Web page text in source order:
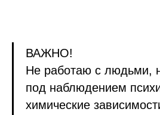
ВАЖНО!
Не работаю с людьми,
под наблюдением
химические